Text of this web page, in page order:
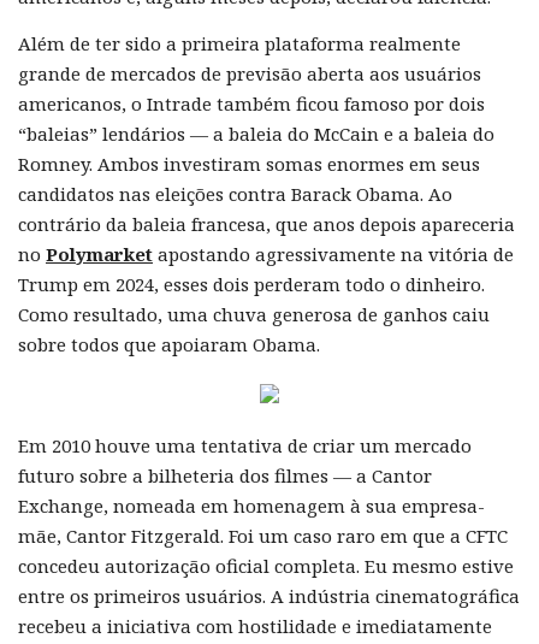
Além de ter sido a primeira plataforma realmente
grande de mercados de previsão aberta aos usuários
americanos, o Intrade também ficou famoso por dois
“baleias” lendários — a baleia do McCain e a baleia do
Romney. Ambos investiram somas enormes em seus
candidatos nas eleições contra Barack Obama. Ao
contrário da baleia francesa, que anos depois apareceria
no Polymarket apostando agressivamente na vitória de
Trump em 2024, esses dois perderam todo o dinheiro.
Como resultado, uma chuva generosa de ganhos caiu
sobre todos que apoiaram Obama.
Em 2010 houve uma tentativa de criar um mercado
futuro sobre a bilheteria dos filmes — a Cantor
Exchange, nomeada em homenagem à sua empresa-
mãe, Cantor Fitzgerald. Foi um caso raro em que a CFTC
concedeu autorização oficial completa. Eu mesmo estive
entre os primeiros usuários. A indústria cinematográfica
recebeu a iniciativa com hostilidade e imediatamente